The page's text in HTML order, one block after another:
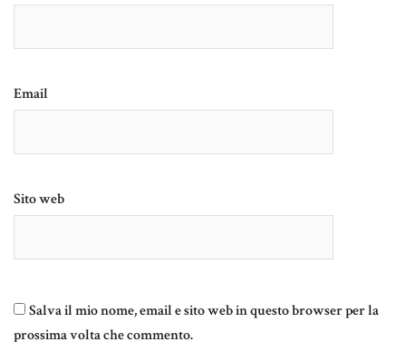
Email
Sito web
Salva il mio nome, email e sito web in questo browser per la
prossima volta che commento.